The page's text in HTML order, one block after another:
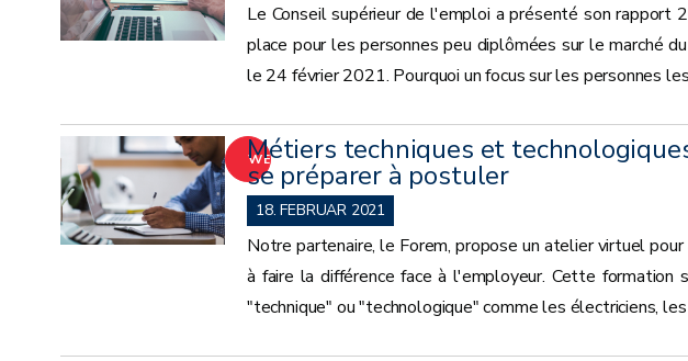
Le Conseil supérieur de l'emploi a présenté son
place pour les personnes peu diplômées sur le marché
le 24 février 2021. Pourquoi un focus sur les personnes
WEITER
Métiers techniques et
se préparer à postuler
18. FEBRUAR 2021
Notre partenaire, le Forem, propose un atelier virtuel
à faire la différence face à l'employeur. Cette formation
"technique" ou "technologique" comme les électriciens, les